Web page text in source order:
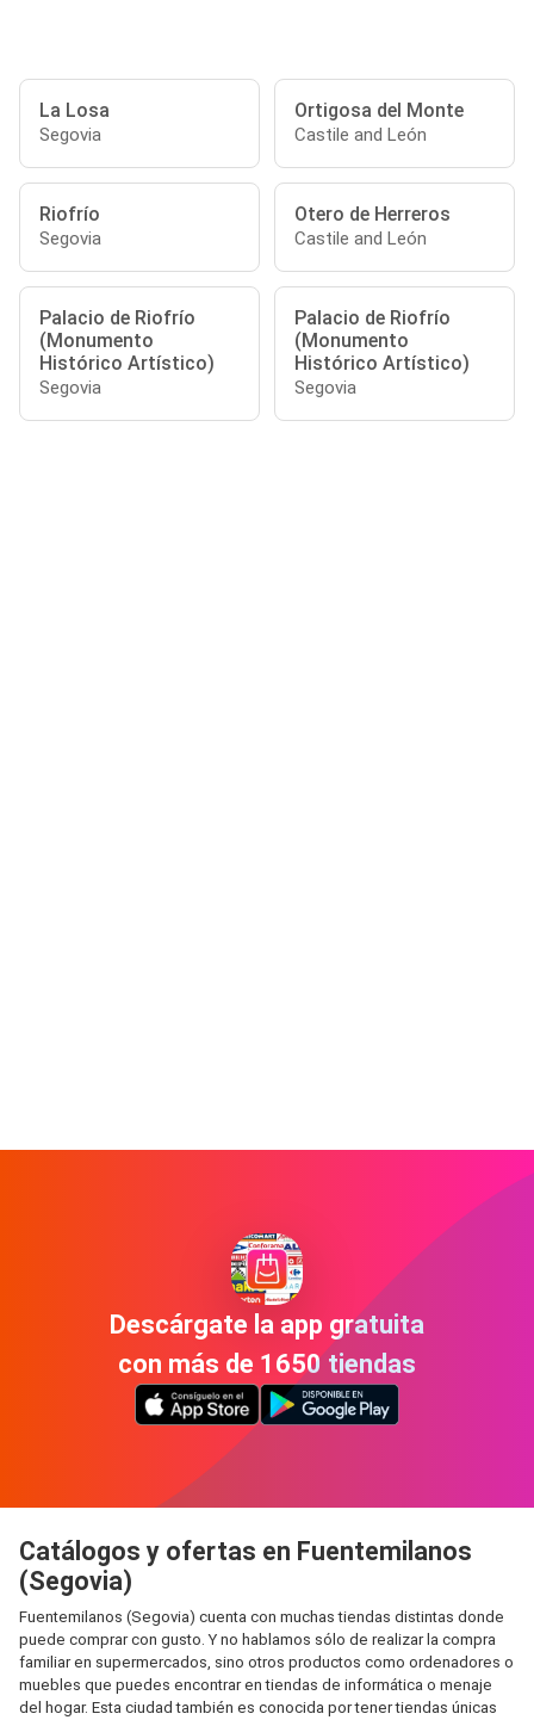
La Losa
Segovia
Ortigosa del Monte
Castile and León
Riofrío
Segovia
Otero de Herreros
Castile and León
Palacio de Riofrío
(Monumento
Histórico Artístico)
Segovia
Palacio de Riofrío
(Monumento
Histórico Artístico)
Segovia
Descárgate la app gratuita
con más de 1650 tiendas
Catálogos y ofertas en Fuentemilanos
(Segovia)
Fuentemilanos (Segovia) cuenta con muchas tiendas distintas donde
puede comprar con gusto. Y no hablamos sólo de realizar la compra
familiar en supermercados, sino otros productos como ordenadores o
muebles que puedes encontrar en tiendas de informática o menaje
del hogar. Esta ciudad también es conocida por tener tiendas únicas